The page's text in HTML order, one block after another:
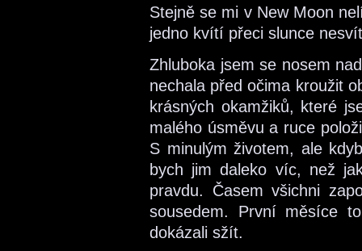
Stejně se mi v New Moon
jedno kvítí přeci slunce
Zhluboka jsem se nosem
nechala před očima kroužit
krásných okamžiků, které
malého úsměvu a ruce
S minulým životem, ale
bych jim daleko víc, než
pravdu. Časem všichni
sousedem. První měsíce
dokázali sžít.